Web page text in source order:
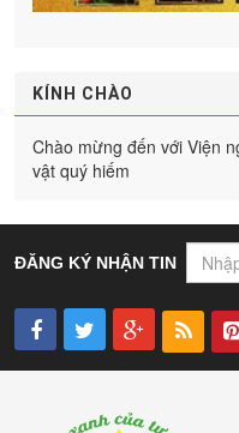
KÍNH CHÀO
Chào mừng đến với Viện
vật quý hiếm
ĐĂNG KÝ NHẬN TIN